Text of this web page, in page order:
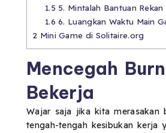
1.5 5. Mintalah Bantuan Rekan
1.6 6. Luangkan Waktu Main
2 Mini Game di Solitaire.org
Mencegah
Bekerja
Wajar saja jika kita merasakan
tengah-tengah kesibukan kerja